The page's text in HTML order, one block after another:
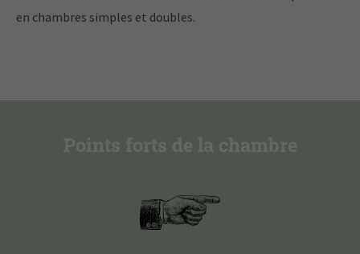
en chambres simples et doubles.
Points forts de la chambre